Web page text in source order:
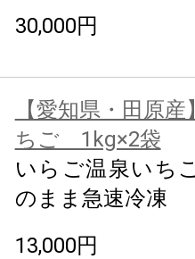
30,000円
【愛知県・田原
ちご 1kg×2袋
いらご温泉いち
のまま急速冷凍
13,000円